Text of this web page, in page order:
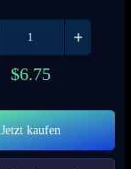
$6.75
Jetzt kaufen